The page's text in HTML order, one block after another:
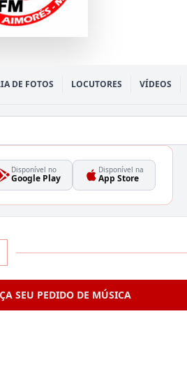
DE FOTOS LOCUTORES VÍDEOS
Disponível no
Google Play
Disponível na
App Store
SEU PEDIDO DE MÚSICA